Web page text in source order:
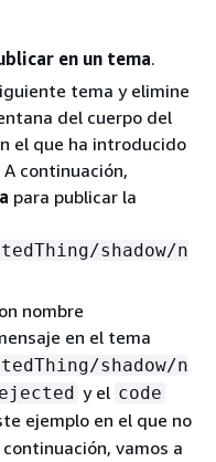
en un tema.
tema y elimine
del cuerpo del
el que ha introducido
continuación,
para publicar la
shadow/n
nombre
en el tema
shadow/n
y el code
ejemplo en el que no
vamos a